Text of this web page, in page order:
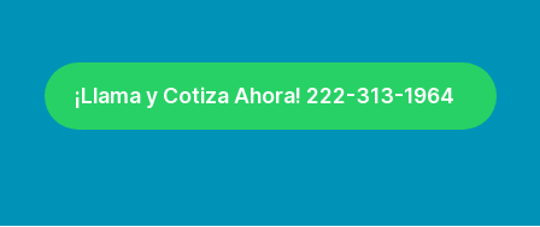
¡Llama y Cotiza Ahora! 222-313-1964